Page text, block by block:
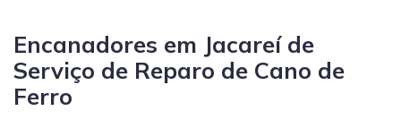
Encanadores em Jacareí de
Serviço de Reparo de Cano de
Ferro